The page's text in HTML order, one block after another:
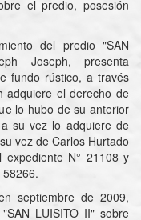
el predio, posesión
del predio "SAN
Joseph, presenta
fundo rústico, a través
adquiere el derecho de
lo hubo de su anterior
su vez lo adquiere de
vez de Carlos Hurtado
N° 21108 y
septiembre de 2009,
LUISITO II" sobre